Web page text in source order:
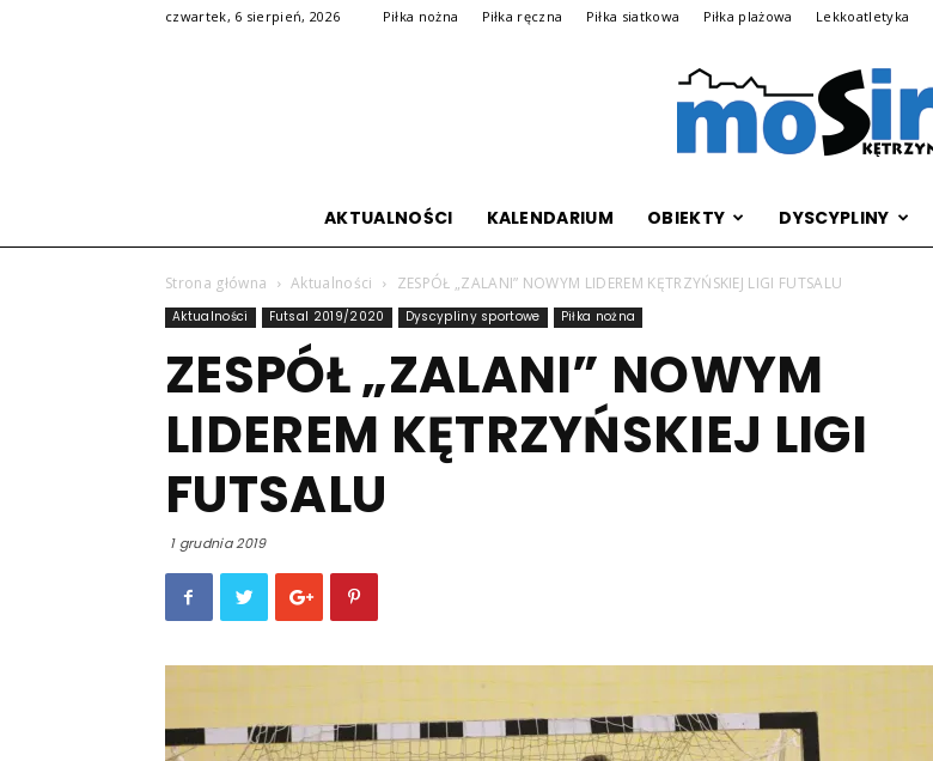
czwartek, 6 sierpień, 2026 Piłka nożna Piłka ręczna Piłka siatkowa Piłka plażowa Lekkoatletyka
Archiwalna
wersja
MOSiR
AKTUALNOŚCI KALENDARIUM OBIEKTY DYSCYPLINY
Strona główna Aktualności ZESPÓŁ „ZALANI” NOWYM LIDEREM KĘTRZYŃSKIEJ LIGI FUTSALU
Aktualności Futsal 2019/2020 Dyscypliny sportowe Piłka nożna
ZESPÓŁ „ZALANI” NOWYM
LIDEREM KĘTRZYŃSKIEJ LIGI
FUTSALU
1 grudnia 2019